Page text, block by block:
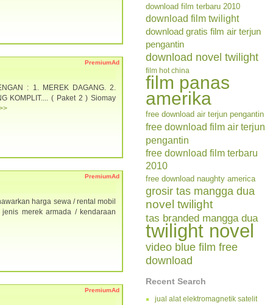
download film terbaru 2010
download film twilight
download gratis film air terjun
pengantin
download novel twilight
film hot china
film panas
amerika
free download air terjun pengantin
free download film air terjun
pengantin
free download film terbaru
2010
free download naughty america
grosir tas mangga dua
novel twilight
tas branded mangga dua
twilight novel
video blue film free
download
Recent Search
jual alat elektromagnetik satelit
PremiumAd
: 1. MEREK DAGANG. 2.
KOMPLIT.... ( Paket 2 ) Siomay
PremiumAd
harga sewa / rental mobil
merek armada / kendaraan
PremiumAd